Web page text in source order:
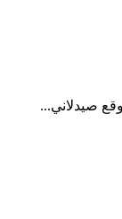
صيدلاني...